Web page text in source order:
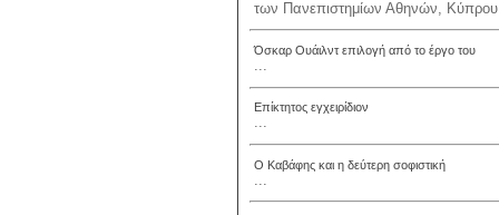
των Πανεπιστημίων Αθηνών,
Όσκαρ Ουάιλντ επιλογή από το έργο του
...
Επίκτητος εγχειρίδιον
...
Ο Καβάφης και η δεύτερη σοφιστική